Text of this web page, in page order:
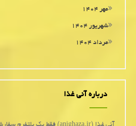
مهر ۱۴۰۴
شهریور ۱۴۰۴
مرداد ۱۴۰۴
درباره آنی غذا